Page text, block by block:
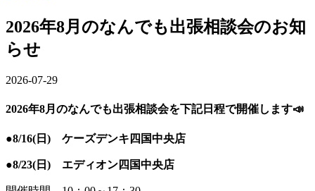
2026年8月のなんでも出張相談会のお知
らせ
2026-07-29
2026年8月のなんでも出張相談会を下記日程で開催します📣
●8/16(日) ケーズデンキ四国中央店
●8/23(日) エディオン四国中央店